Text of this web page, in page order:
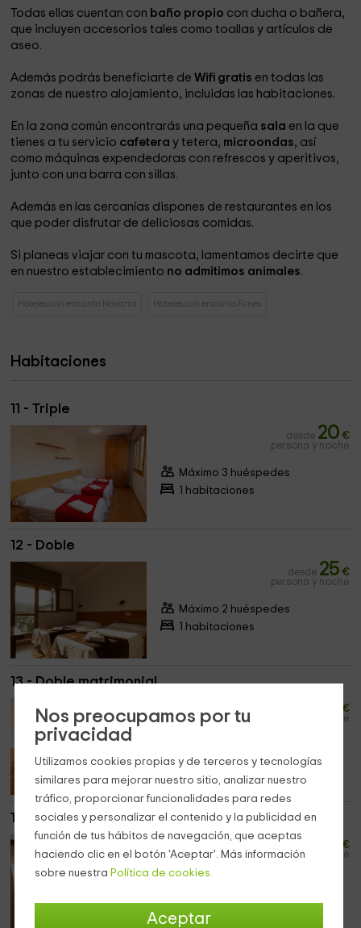
Nos preocupamos por tu
privacidad
Utilizamos cookies propias y de terceros y tecnologías
similares para mejorar nuestro sitio, analizar nuestro
tráfico, proporcionar funcionalidades para redes
sociales y personalizar el contenido y la publicidad en
función de tus hábitos de navegación, que aceptas
haciendo clic en el botón 'Aceptar'. Más información
sobre nuestra Política de cookies.
Aceptar
Todas ellas cuentan con baño propio con ducha o bañera,
que incluyen accesorios tales como toallas y artículos de
aseo.
Además podrás beneficiarte deWifi gratis en todas las
zonas de nuestro alojamiento, incluidas las habitaciones.
En la zona común encontrarás una pequeña sala en la que
tienes a tu servicio cafeteray tetera, microondas, así
como máquinas expendedoras con refrescos y aperitivos,
junto con una barra con sillas.
Además en las cercanías dispones de restaurantes en los
que poder disfrutar de deliciosas comidas.
Si planeas viajar con tu mascota, lamentamos decirte que
en nuestro establecimiento no admitimos animales.
Hoteles con encanto Navarra Hoteles con encanto Funes
Habitaciones
11 - Triple
desde 20 €
persona y noche
Máximo 3 huéspedes
1 habitaciones
12 - Doble
desde 25 €
persona y noche
Máximo 2 huéspedes
1 habitaciones
13 - Doble matrimonial
€
persona y noche
1 habitaciones
14 - Doble
€
persona y noche